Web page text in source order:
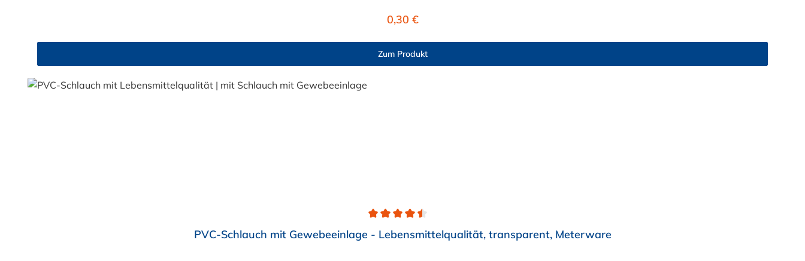
Regulärer Preis:
0,30 €
Zum Produkt
Durchschnittliche Bewertung von 4.5 von 5 SternenPVC-Schlauch mit Gewebeeinlage - Lebensmittelqualität, transparent, Meterware